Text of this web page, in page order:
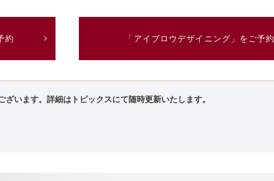
約 「アイブロウデザイニング」をご予約
います。詳細はトピックスにて随時更新いたします。